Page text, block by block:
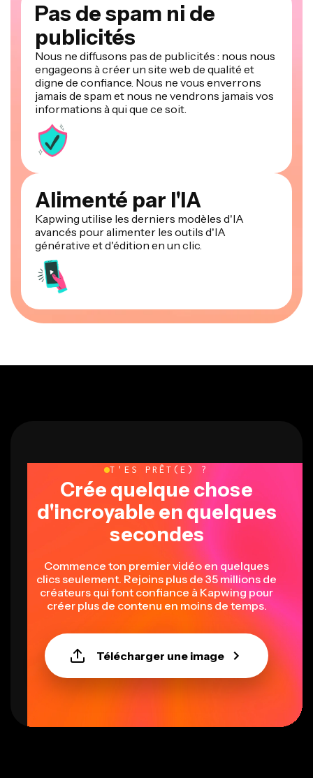
Pas de spam ni de
publicités
Nous ne diffusons pas de publicités : nous nous
engageons à créer un site web de qualité et
digne de confiance. Nous ne vous enverrons
jamais de spam et nous ne vendrons jamais vos
informations à qui que ce soit.
Alimenté par l'IA
Kapwing utilise les derniers modèles d'IA
avancés pour alimenter les outils d'IA
générative et d'édition en un clic.
T'ES PRÊT(E) ?
Crée quelque chose
d'incroyable en quelques
secondes
Commence ton premier vidéo en quelques
clics seulement. Rejoins plus de 35 millions de
créateurs qui font confiance à Kapwing pour
créer plus de contenu en moins de temps.
Télécharger une image